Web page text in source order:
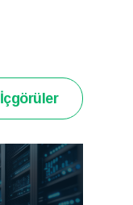
İçgörüler